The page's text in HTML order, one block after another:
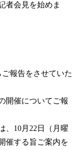
者会見を始めま
報告をさせていた
催についてご報
、10月22日（月曜
催する旨ご案内を